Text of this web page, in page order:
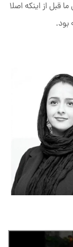
قبل از اینکه اصلا
بود.